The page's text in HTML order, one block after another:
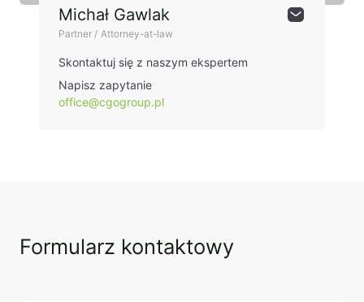
Michał Gawlak
Partner / Attorney-at-law
Skontaktuj się z naszym ekspertem
Napisz zapytanie
office@cgogroup.pl
Formularz kontaktowy